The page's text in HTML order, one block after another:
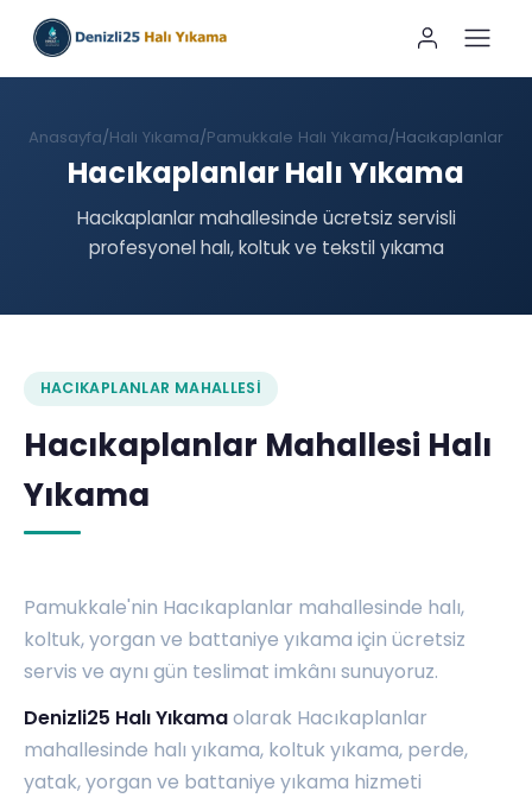
Anasayfa Halı Yıkama Pamukkale Halı Yıkama Hacıkaplanlar
Hacıkaplanlar Halı Yıkama
Hacıkaplanlar mahallesinde ücretsiz servisli
profesyonel halı, koltuk ve tekstil yıkama
HACIKAPLANLAR MAHALLESI
Hacıkaplanlar Mahallesi Halı
Yıkama
Pamukkale'nin Hacıkaplanlar mahallesinde halı,
koltuk, yorgan ve battaniye yıkama için ücretsiz
servis ve aynı gün teslimat imkânı sunuyoruz.
Denizli25 Halı Yıkamaolarak Hacıkaplanlar
mahallesinde halı yıkama, koltuk yıkama, perde,
yatak, yorgan ve battaniye yıkama hizmeti